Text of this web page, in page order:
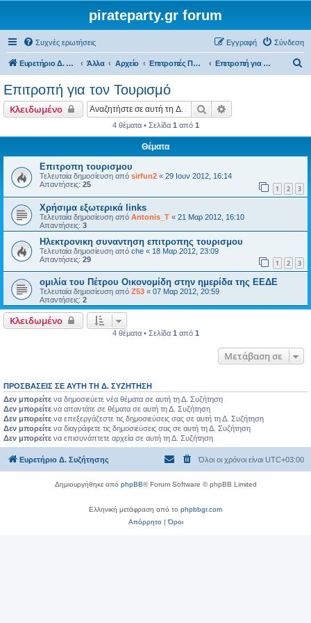
pirateparty.gr forum
Συχνές ερωτήσεις Σύνδεση
Εγγραφή
Ευρετήριο Δ. Συζήτησης Άλλα Αρχείο Επιτροπές Προγράμματος Επιτροπή για τον Τουρισμό
η
Επιτροπή για τον Τουρισμό
Κλειδωμένο Αναζήτηση
4 θέματα • Σελίδα 1 από 1
Θέματα
Επιτροπη τουρισμου
Τελευταία δημοσίευση από sirfun2 « 29 Ιουν 2012, 16:14
Απαντήσεις: 25 1 2 3
Χρήσιμα εξωτερικά links
Τελευταία δημοσίευση από Antonis_T « 21 Μαρ 2012, 16:10
Απαντήσεις: 3
Ηλεκτρονικη συναντηση επιτροπης τουρισμου
Τελευταία δημοσίευση από che « 18 Μαρ 2012, 23:09
Απαντήσεις: 29 1 2 3
ομιλία του Πέτρου Οικονομίδη στην ημερίδα της ΕΕΔΕ
Τελευταία δημοσίευση από Z53 « 07 Μαρ 2012, 20:59
Απαντήσεις: 2
Κλειδωμένο
4 θέματα • Σελίδα 1 από 1
Μετάβαση σε
ΠΡΟΣΒΆΣΕΙΣ ΣΕ ΑΥΤΉ ΤΗ Δ. ΣΥΖΉΤΗΣΗ
Δεν μπορείτε να δημοσιεύετε νέα θέματα σε αυτή τη Δ. Συζήτηση
Δεν μπορείτε να απαντάτε σε θέματα σε αυτή τη Δ. Συζήτηση
Δεν μπορείτε να επεξεργάζεστε τις δημοσιεύσεις σας σε αυτή τη Δ. Συζήτηση
Δεν μπορείτε να διαγράφετε τις δημοσιεύσεις σας σε αυτή τη Δ. Συζήτηση
Δεν μπορείτε να επισυνάπτετε αρχεία σε αυτή τη Δ. Συζήτηση
Ευρετήριο Δ. Συζήτησης Όλοι οι χρόνοι είναι UTC+03:00
Δημιουργήθηκε από phpBB® Forum Software © phpBB Limited
Ελληνική μετάφραση από το phpbbgr.com
Απόρρητο|Όροι